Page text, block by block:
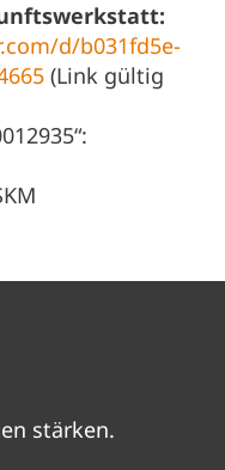
d/b031fd5e-
(Link gültig
stärken.